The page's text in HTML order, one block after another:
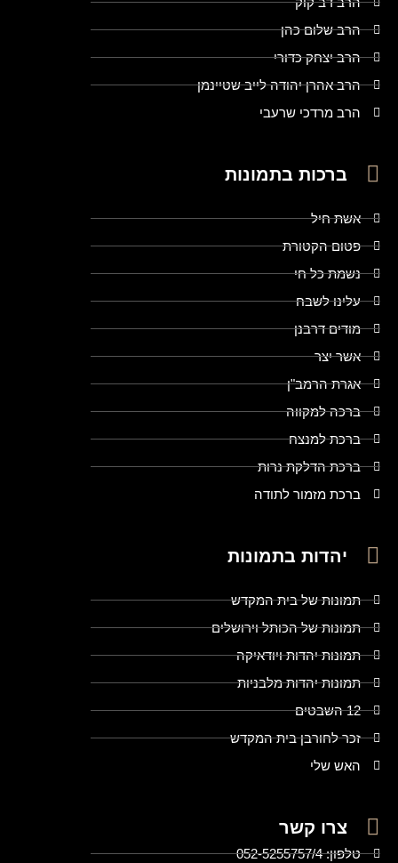
הרב שלום כהן
הרב יצחק כדורי
הרב אהרן יהודה לייב שטיינמן
הרב מרדכי שרעבי
ברכות בתמונות
אשת חיל
פטום הקטורת
נשמת כל חי
עלינו לשבח
מודים דרבנן
אשר יצר
אגרת הרמב"ן
ברכה למקווה
ברכת למנצח
ברכת הדלקת נרות
ברכת מזמור לתודה
יהדות בתמונות
תמונות של בית המקדש
תמונות של הכותל וירושלים
תמונות יהדות ויודאיקה
תמונות יהדות מלבניות
12 השבטים
זכר לחורבן בית המקדש
האש שלי
צרו קשר
טלפון: 052-5255757/4